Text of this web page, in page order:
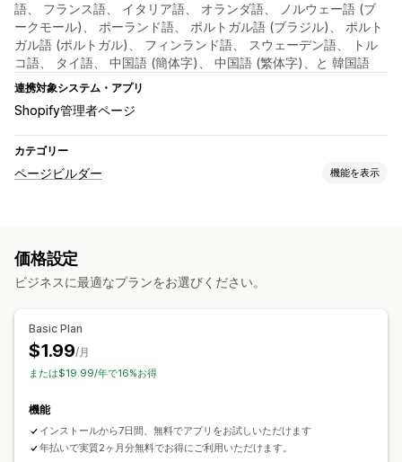
語、 フランス語、 イタリア語、 オランダ語、 ノルウェー語 (ブ
ークモール)、 ポーランド語、 ポルトガル語 (ブラジル)、 ポルト
ガル語 (ポルトガル)、 フィンランド語、 スウェーデン語、 トル
コ語、 タイ語、 中国語 (簡体字)、 中国語 (繁体字)、と 韓国語
連携対象システム・アプリ
Shopify管理者ページ
カテゴリー
ページビルダー 機能を表示
ページ管理
価格設定
ビジネスに最適なプランをお選びください。
Basic Plan
$1.99/月
または$19.99/年で16%お得
機能
インストールから7日間、無料でアプリをお試しいただけます
年払いで実質2ヶ月分無料でお得にご利用いただけます。